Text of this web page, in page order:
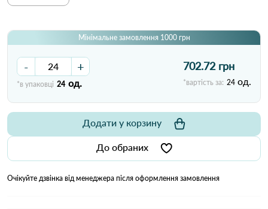
Мінімальне замовлення 1000 грн
- +
*в упаковці 24 од.
702.72 грн
*вартість за: 24 од.
До обраних
Додати у корзину
Очікуйте дзвінка від менеджера після оформлення замовлення